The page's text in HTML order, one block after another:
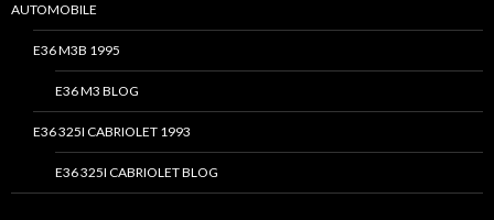
AUTOMOBILE
E36 M3B 1995
E36 M3 BLOG
E36 325I CABRIOLET 1993
E36 325I CABRIOLET BLOG